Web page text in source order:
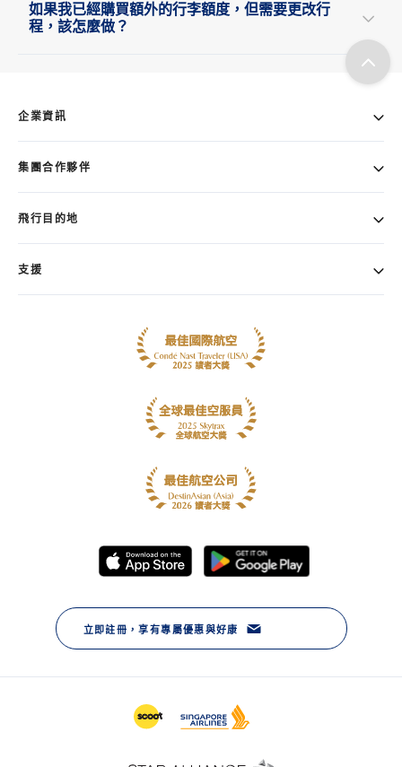
如果我已經購買額外的行李額度，但需要更改行
程，該怎麼做？